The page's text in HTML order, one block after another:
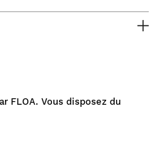
FLOA. Vous disposez du